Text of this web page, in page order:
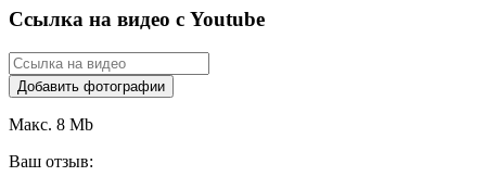
Ссылка на видео с Youtube
Добавить фотографии
Макс. 8 Mb
Ваш отзыв: